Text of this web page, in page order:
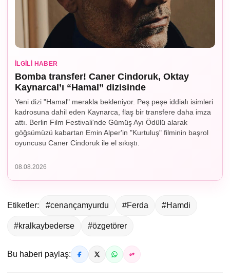
İLGILI HABER
Bomba transfer! Caner Cindoruk, Oktay
Kaynarcal’ı “Hamal” dizisinde
Yeni dizi "Hamal" merakla bekleniyor. Peş peşe iddialı isimleri
kadrosuna dahil eden Kaynarca, flaş bir transfere daha imza
attı. Berlin Film Festivali'nde Gümüş Ayı Ödülü alarak
göğsümüzü kabartan Emin Alper'in "Kurtuluş" filminin başrol
oyuncusu Caner Cindoruk ile el sıkıştı.
08.08.2026
Etiketler: #cenançamyurdu #Ferda #Hamdi
#kralkaybederse #özgetörer
Bu haberi paylaş: